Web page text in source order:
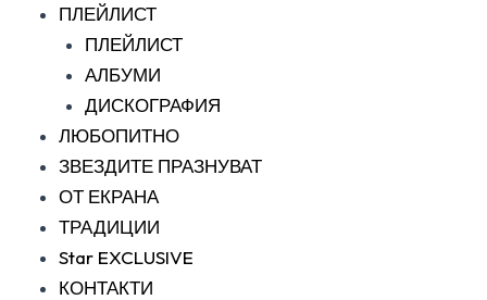
ПЛЕЙЛИСТ
ПЛЕЙЛИСТ
АЛБУМИ
ДИСКОГРАФИЯ
ЛЮБОПИТНО
ЗВЕЗДИТЕ ПРАЗНУВАТ
ОТ ЕКРАНА
ТРАДИЦИИ
Star EXCLUSIVE
КОНТАКТИ